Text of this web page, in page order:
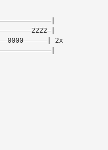
2x